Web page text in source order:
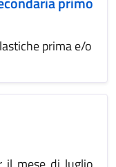
prima e/o